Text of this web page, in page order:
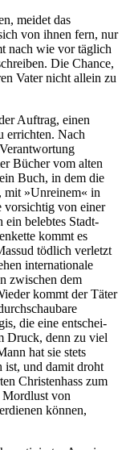
meidet das
von ihnen fern, nur
nach wie vor täglich
Die Chance,
Vater nicht allein zu
Auftrag, einen
errichten. Nach
Bücher vom alten
Buch, in dem die
mit »Unreinem« in
vorsichtig von einer
ein belebtes Stadt­
kommt es
tödlich verletzt
inter­natio­nale
zwischen dem
kommt der Täter
die eine entschei­
Druck, denn zu viel
hat sie stets
ist, und damit droht
Christen­hass zum
Mordlust von
können,